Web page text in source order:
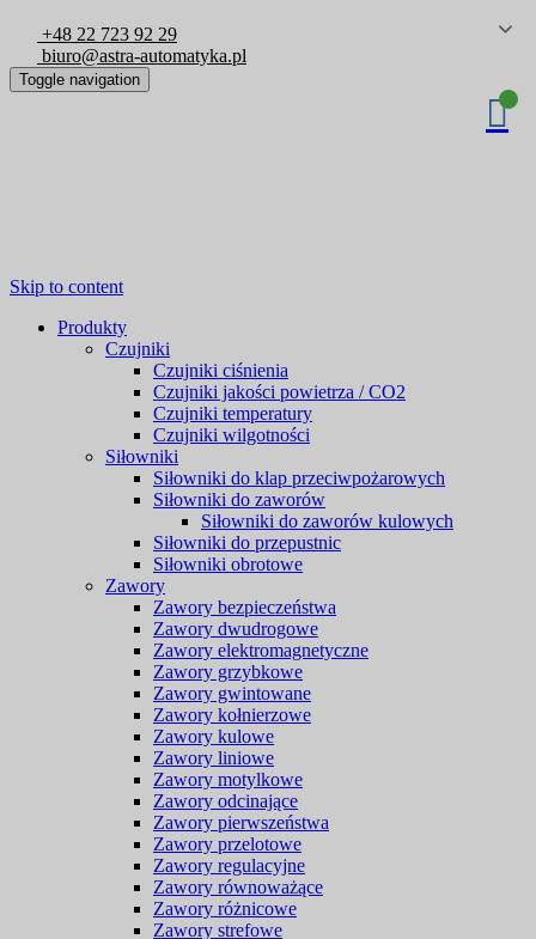
+48 22 723 92 29
biuro@astra-automatyka.pl
Toggle navigation
Skip to content
Produkty
Czujniki
Czujniki ciśnienia
Czujniki jakości powietrza / CO2
Czujniki temperatury
Czujniki wilgotności
Siłowniki
Siłowniki do klap przeciwpożarowych
Siłowniki do zaworów
Siłowniki do zaworów kulowych
Siłowniki do przepustnic
Siłowniki obrotowe
Zawory
Zawory bezpieczeństwa
Zawory dwudrogowe
Zawory elektromagnetyczne
Zawory grzybkowe
Zawory gwintowane
Zawory kołnierzowe
Zawory kulowe
Zawory liniowe
Zawory motylkowe
Zawory odcinające
Zawory pierwszeństwa
Zawory przelotowe
Zawory regulacyjne
Zawory równoważące
Zawory różnicowe
Zawory strefowe